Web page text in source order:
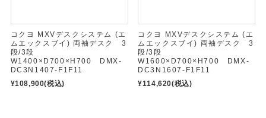
コクヨ MXVデスクシステム (エ
ムエックスブイ) 両袖デスク 3
段/3段
W1400×D700×H700 DMX-
DC3N1407-F1F11
¥108,900(税込)
コクヨ MXVデスクシステム (エ
ムエックスブイ) 両袖デスク 3
段/3段
W1600×D700×H700 DMX-
DC3N1607-F1F11
¥114,620(税込)